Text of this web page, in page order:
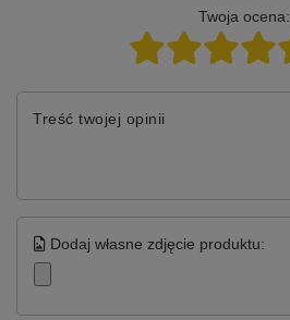
Twoja ocena:
Treść twojej opinii
Dodaj własne zdjęcie produktu: